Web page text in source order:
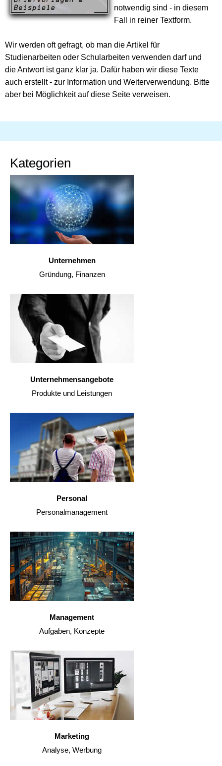
notwendig sind - in diesem
Fall in reiner Textform.
Wir werden oft gefragt, ob man die Artikel für
Studienarbeiten oder Schularbeiten verwenden darf und
die Antwort ist ganz klar ja. Dafür haben wir diese Texte
auch erstellt - zur Information und Weiterverwendung. Bitte
aber bei Möglichkeit auf diese Seite verweisen.
Kategorien
Unternehmen
Gründung, Finanzen
Unternehmensangebote
Produkte und Leistungen
Personal
Personalmanagement
Management
Aufgaben, Konzepte
Marketing
Analyse, Werbung